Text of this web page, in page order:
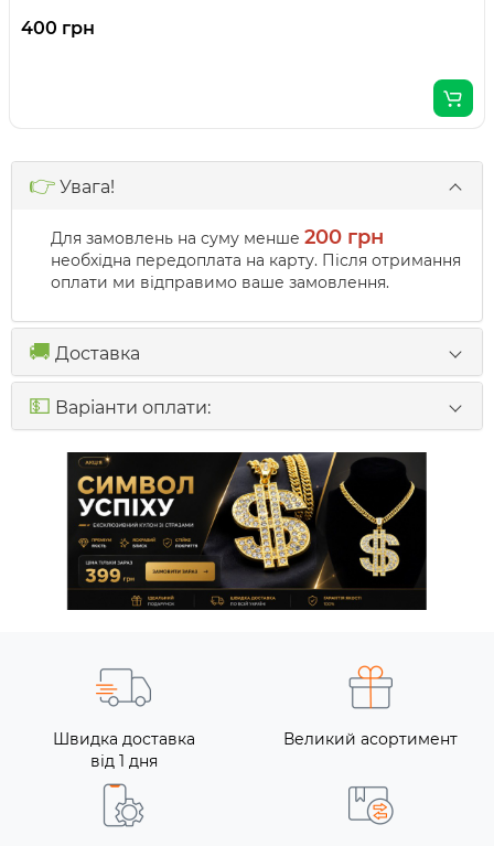
400 грн
👉 Увага!
Для замовлень на суму менше 200 грн
необхідна передоплата на карту. Після отримання
оплати ми відправимо ваше замовлення.
🚚 Доставка
💵 Варіанти оплати:
Швидка доставка
від 1 дня
Великий асортимент